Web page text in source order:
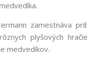
zamestnáva
plyšových
medvedíkov.